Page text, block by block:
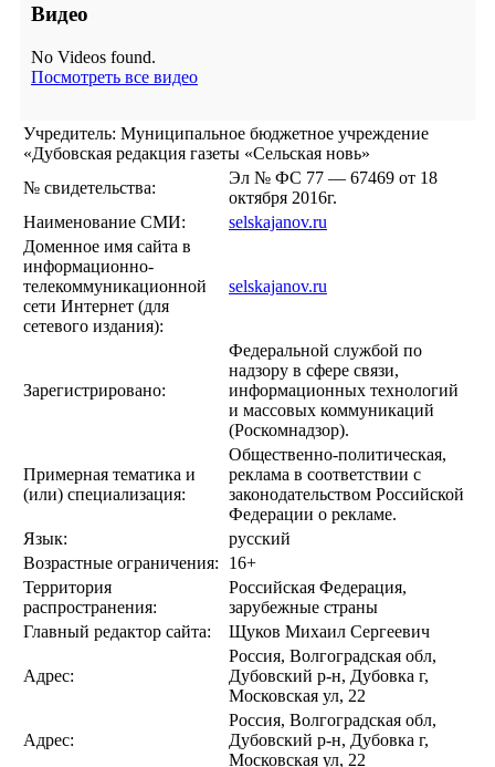
Видео
No Videos found.
Посмотреть все видео
Учредитель: Муниципальное бюджетное учреждение
«Дубовская редакция газеты «Сельская новь»
№ свидетельства:
Эл № ФС 77 — 67469 от 18
октября 2016г.
Наименование СМИ:
selskajanov.ru
Доменное имя сайта в
информационно-
телекоммуникационной
сети Интернет (для
сетевого издания):
selskajanov.ru
Зарегистрировано:
Федеральной службой по
надзору в сфере связи,
информационных технологий
и массовых коммуникаций
(Роскомнадзор).
Примерная тематика и
(или) специализация:
Общественно-политическая,
реклама в соответствии с
законодательством Российской
Федерации о рекламе.
Язык:
русский
Возрастные ограничения:
16+
Территория
распространения:
Российская Федерация,
зарубежные страны
Главный редактор сайта:
Щуков Михаил Сергеевич
Адрес:
Россия, Волгоградская обл,
Дубовский р-н, Дубовка г,
Московская ул, 22
Адрес:
Россия, Волгоградская обл,
Дубовский р-н, Дубовка г,
Московская ул, 22